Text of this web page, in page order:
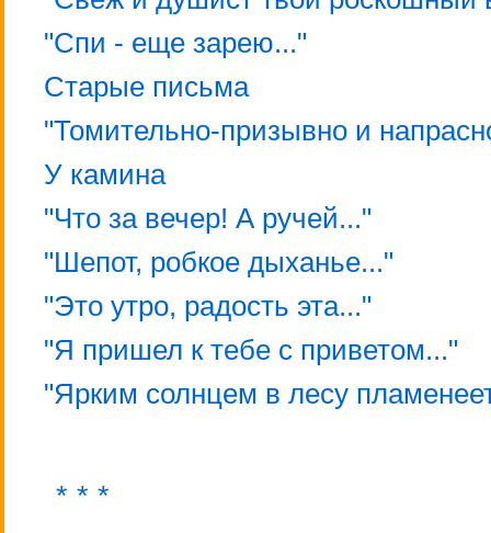
"Спи - еще зарею..."
Старые письма
"Томительно-призывно и
У камина
"Что за вечер! А ручей..."
"Шепот, робкое дыханье..."
"Это утро, радость эта..."
"Я пришел к тебе с приветом..."
"Ярким солнцем в лесу
* * *